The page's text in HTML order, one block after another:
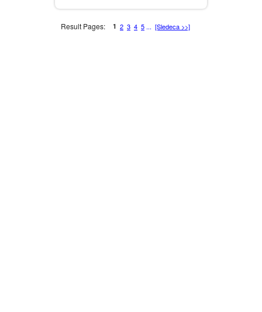
Result Pages: 1 2 3 4 5 ... [Sledeca >>]